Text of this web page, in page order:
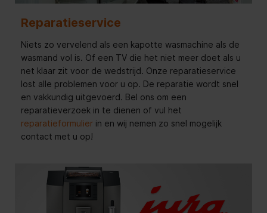
Reparatieservice
Niets zo vervelend als een kapotte wasmachine als de
wasmand vol is. Of een TV die het niet meer doet als u
net klaar zit voor de wedstrijd. Onze reparatieservice
lost alle problemen voor u op. De reparatie wordt snel
en vakkundig uitgevoerd. Bel ons om een
reparatieverzoek in te dienen of vul het
reparatieformulier in en wij nemen zo snel mogelijk
contact met u op!